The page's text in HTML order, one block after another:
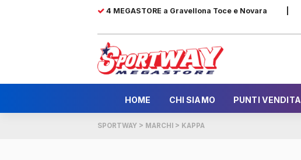
4 MEGASTORE a Gravellona Toce e Novara
HOME CHI SIAMO PUNTI VENDITA
SPORTWAY > MARCHI > KAPPA